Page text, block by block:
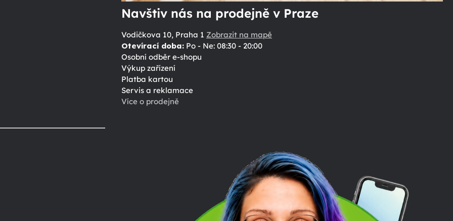
Navštiv nás na prodejně v Praze
Vodičkova 10, Praha 1 Zobrazit na mapě
Otevírací doba:Po - Ne: 08:30 - 20:00
Osobní odběr e-shopu
Výkup zařízení
Platba kartou
Servis a reklamace
Více o prodejně